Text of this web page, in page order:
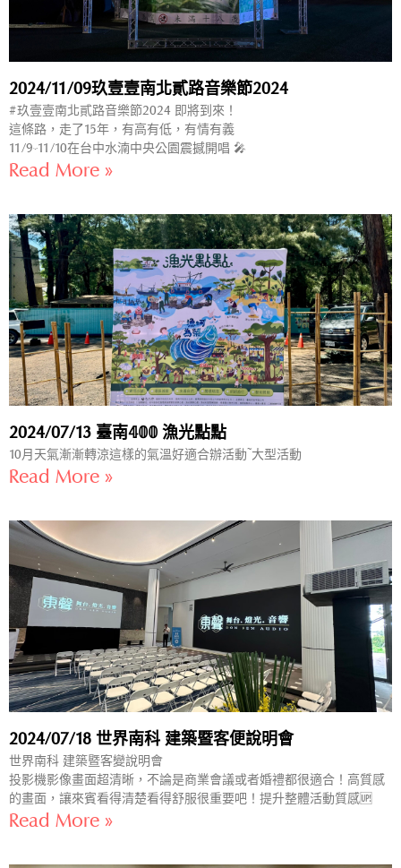
2024/11/09玖壹壹南北貳路音樂節2024
#玖壹壹南北貳路音樂節2024 即將到來！
這條路，走了15年，有高有低，有情有義
11/9-11/10在台中水湳中央公園震撼開唱 🎤
Read More »
2024/07/13 臺南𝟜𝟘𝟘 漁光點點
10月天氣漸漸轉涼這樣的氣溫好適合辦活動~大型活動
Read More »
2024/07/18 世界南科 建築暨客便說明會
世界南科 建築暨客變說明會
投影機影像畫面超清晰，不論是商業會議或者婚禮都很適合！高質感
的畫面，讓來賓看得清楚看得舒服很重要吧！提升整體活動質感🆙
Read More »